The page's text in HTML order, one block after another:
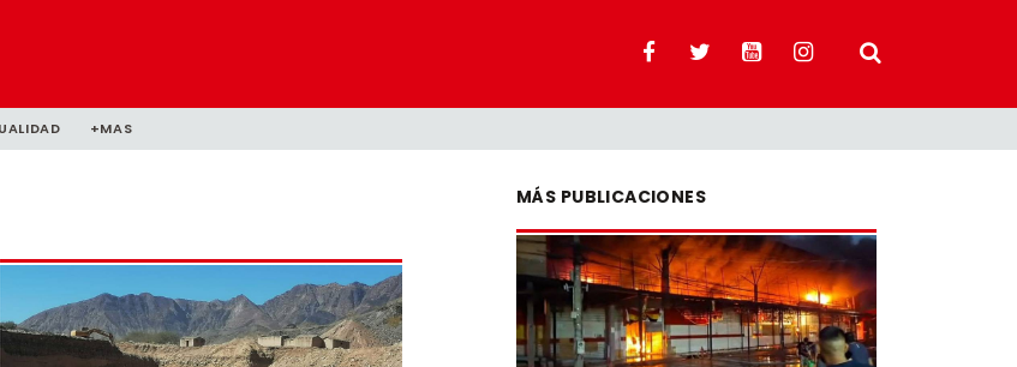
+MAS
MÁS PUBLICACIONES